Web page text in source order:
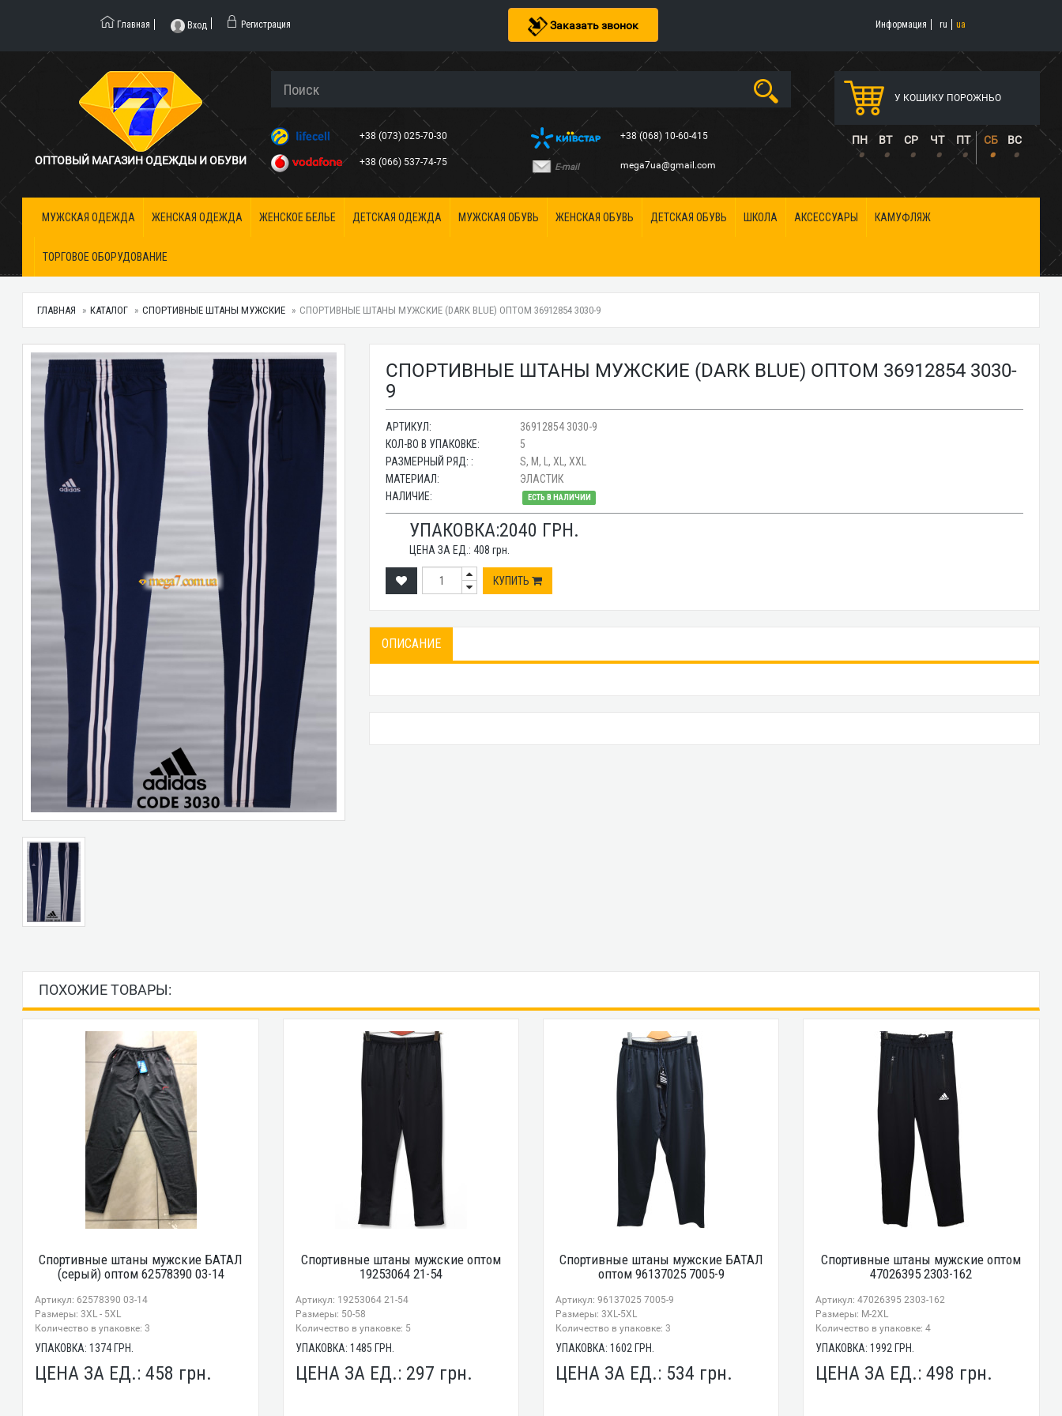
Заказать звонок
Главная Вход Регистрация Информация ru ua
ОПТОВЫЙ МАГАЗИН ОДЕЖДЫ И ОБУВИ
+38 (073) 025-70-30
+38 (066) 537-74-75
+38 (068) 10-60-415
E-mail mega7ua@gmail.com
У КОШИКУ ПОРОЖНЬО
ПН ВТ СР ЧТ ПТ СБ ВС
• • • • • • •
МУЖСКАЯ ОДЕЖДА ЖЕНСКАЯ ОДЕЖДА ЖЕНСКОЕ БЕЛЬЕ ДЕТСКАЯ ОДЕЖДА МУЖСКАЯ ОБУВЬ ЖЕНСКАЯ ОБУВЬ ДЕТСКАЯ ОБУВЬ ШКОЛА АКСЕССУАРЫ КАМУФЛЯЖ
ТОРГОВОЕ ОБОРУДОВАНИЕ
ГЛАВНАЯ КАТАЛОГ СПОРТИВНЫЕ ШТАНЫ МУЖСКИЕ СПОРТИВНЫЕ ШТАНЫ МУЖСКИЕ (DARK BLUE) ОПТОМ 36912854 3030-9
СПОРТИВНЫЕ ШТАНЫ МУЖСКИЕ (DARK BLUE) ОПТОМ 36912854 3030-
9
АРТИКУЛ:
36912854 3030-9
КОЛ-ВО В УПАКОВКЕ:
5
РАЗМЕРНЫЙ РЯД: :
S, M, L, XL, XXL
МАТЕРИАЛ:
ЭЛАСТИК
НАЛИЧИЕ:
ЕСТЬ В НАЛИЧИИ
УПАКОВКА:2040 ГРН.
ЦЕНА ЗА ЕД.:408 грн.
КУПИТЬ
ОПИСАНИЕ
ПОХОЖИЕ ТОВАРЫ:
Спортивные штаны мужские БАТАЛ
(серый) оптом 62578390 03-14
Артикул: 62578390 03-14
Размеры: 3XL - 5XL
Количество в упаковке: 3
УПАКОВКА:1374 ГРН.
ЦЕНА ЗА ЕД.:458 грн.
Спортивные штаны мужские оптом
19253064 21-54
Артикул: 19253064 21-54
Размеры: 50-58
Количество в упаковке: 5
УПАКОВКА: 1485 ГРН.
ЦЕНА ЗА ЕД.: 297 грн.
Спортивные штаны мужские БАТАЛ
оптом 96137025 7005-9
Артикул: 96137025 7005-9
Размеры: 3XL-5XL
Количество в упаковке: 3
УПАКОВКА: 1602 ГРН.
ЦЕНА ЗА ЕД.: 534 грн.
Спортивные штаны мужские оптом
47026395 2303-162
Артикул: 47026395 2303-162
Размеры: М-2XL
Количество в упаковке: 4
УПАКОВКА:1992 ГРН.
ЦЕНА ЗА ЕД.:498 грн.